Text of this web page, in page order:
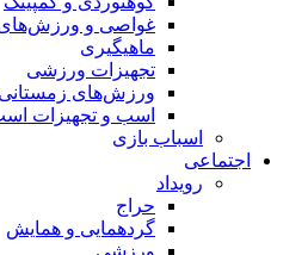
غواصی و ورزش‌های
ماهیگیری
تجهیزات ورزشی
ورزش‌های زمستانی
اسب و تجهیزات
اسباب‌ بازی
اجتماعی
رویداد
حراج
گردهمایی و همایش